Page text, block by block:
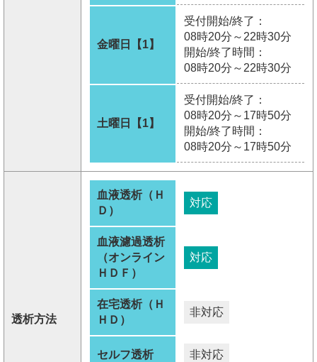
金曜日【1】
受付開始/終了：
08時20分～22時30分
開始/終了時間：
08時20分～22時30分
土曜日【1】
受付開始/終了：
08時20分～17時50分
開始/終了時間：
08時20分～17時50分
透析方法
血液透析（Ｈ
Ｄ）
対応
血液濾過透析
（オンライン
ＨＤＦ）
対応
在宅透析（Ｈ
ＨＤ）
非対応
セルフ透析 非対応